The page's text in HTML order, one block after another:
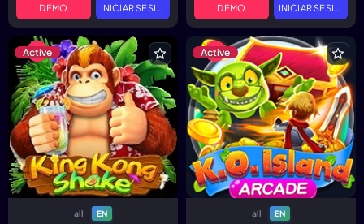
DEMO INICIAR SESIÓN DEMO INICIAR SESIÓN
Active
all EN
Active
all EN